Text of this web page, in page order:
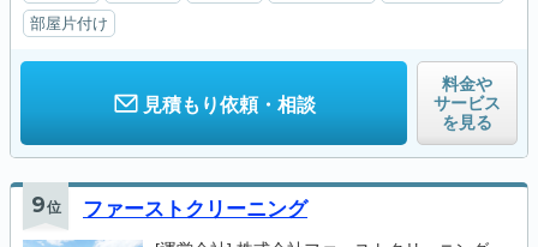
部屋片付け
見積もり依頼・相談
料金や
サービス
を見る
9位 ファーストクリーニング